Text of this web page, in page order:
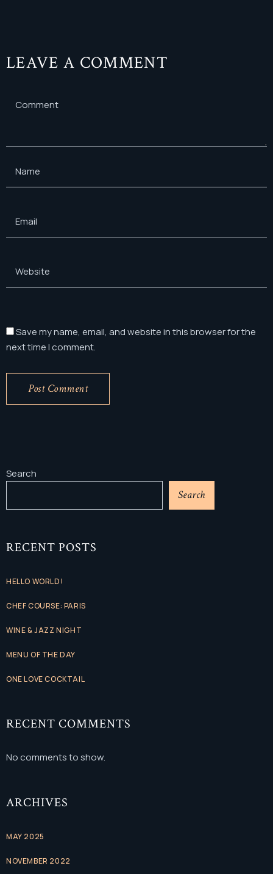
LEAVE A COMMENT
Save my name, email, and website in this browser for the
next time I comment.
Post Comment
Search
Search
RECENT POSTS
HELLO WORLD!
CHEF COURSE: PARIS
WINE & JAZZ NIGHT
MENU OF THE DAY
ONE LOVE COCKTAIL
RECENT COMMENTS
No comments to show.
ARCHIVES
MAY 2025
NOVEMBER 2022